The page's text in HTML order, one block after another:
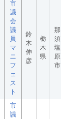
市
議
会
議
員
マ
ニ
フ
ェ
ス
ト
鈴
木
伸
彦
栃
木
県
那
須
塩
原
市
市
議